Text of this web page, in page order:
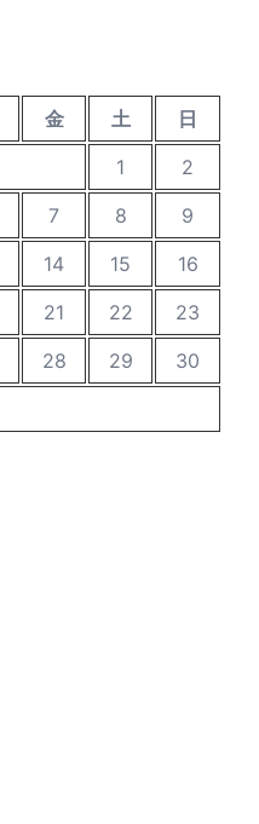
金 土
日
1
2
7 8
9
14 15
16
21 22
23
28 29
30